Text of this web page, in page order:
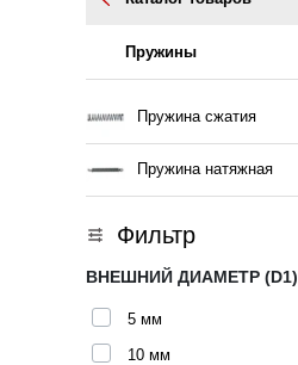
Пружины
Пружина сжатия
Пружина натяжная
Фильтр
ВНЕШНИЙ ДИАМЕТР (D1)
5 мм
10 мм